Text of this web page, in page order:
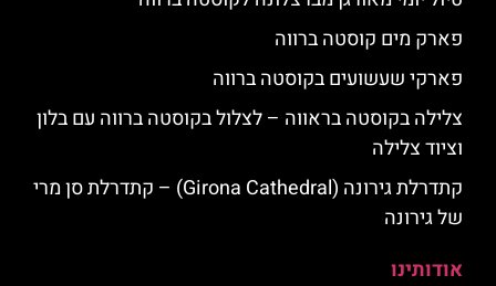
פארק מים קוסטה ברווה
פארקי שעשועים בקוסטה ברווה
צלילה בקוסטה בראווה – לצלול בקוסטה ברווה עם בלון
וציוד צלילה
קתדרלת גירונה (Girona Cathedral) – קתדרלת סן מרי
של גירונה
אודותינו